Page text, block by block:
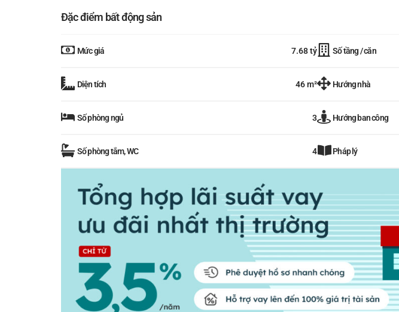
Đặc điểm bất động sản
Mức giá 7.68 tỷ
Diện tích 46 m²
Số phòng ngủ 3
Số phòng tắm, WC 4
Số tầng / căn
Hướng nhà
Hướng ban công
Pháp lý